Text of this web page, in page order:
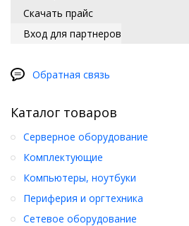
Скачать прайс
Вход для партнеров
Обратная связь
Каталог товаров
Серверное оборудование
Комплектующие
Компьютеры, ноутбуки
Периферия и оргтехника
Сетевое оборудование